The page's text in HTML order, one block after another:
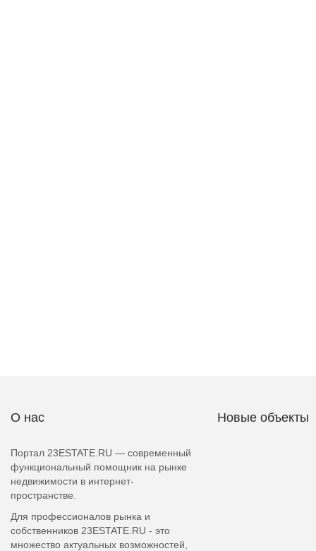
О нас
Портал 23ESTATE.RU — современный
функциональный помощник на рынке
недвижимости в интернет-
пространстве.
Для профессионалов рынка и
собственников 23ESTATE.RU - это
множество актуальных возможностей,
Новые объекты